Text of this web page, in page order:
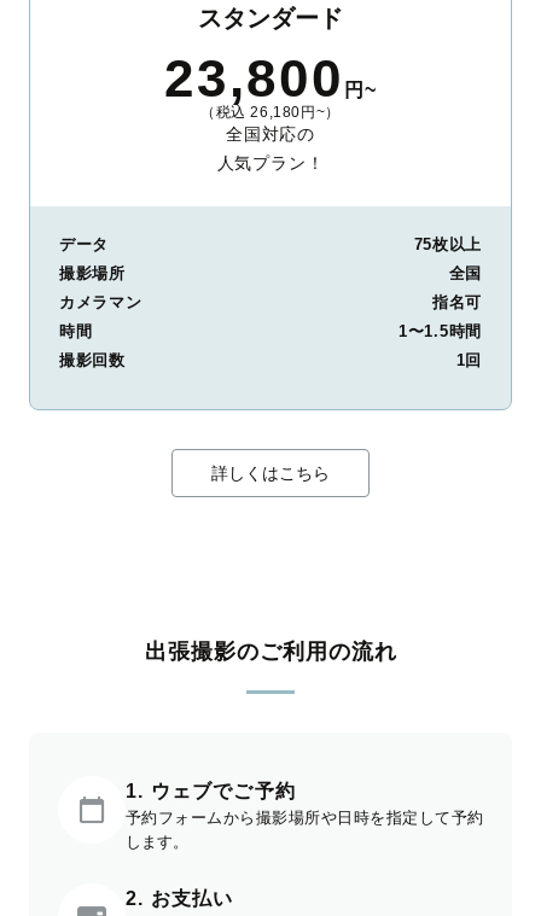
整。自然な雰囲気を残しつつも、おしゃれで洗練された仕上がり
に。きっと「こんな写真を撮ってほしかった！」と思える一枚に
出会えます。まずは、ラブグラフの撮影事例
スタンダード
23,800 円~
（税込 26,180円~）
全国対応の
人気プラン！
データ
75枚以上
撮影場所
全国
カメラマン
指名可
時間
1〜1.5時間
撮影回数
1回
詳しくはこちら
出張撮影のご利用の流れ
1. ウェブでご予約
予約フォームから撮影場所や日時を指定して予約
します。
2. お支払い